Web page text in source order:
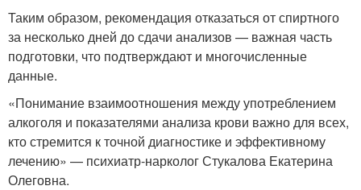
Таким образом, рекомендация отказаться от спиртного
за несколько дней до сдачи анализов — важная часть
подготовки, что подтверждают и многочисленные
данные.
«Понимание взаимоотношения между употреблением
алкоголя и показателями анализа крови важно для всех,
кто стремится к точной диагностике и эффективному
лечению» — психиатр-нарколог Стукалова Екатерина
Олеговна.